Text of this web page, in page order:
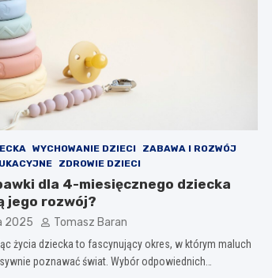
WYCHOWANIE DZIECI
ZABAWA I ROZWÓJ
ZDROWIE DZIECI
dla 4-miesięcznego dziecka
jego rozwój?
2025 Tomasz Baran
życia dziecka to fascynujący okres, w którym maluch
poznawać świat. Wybór odpowiednich…